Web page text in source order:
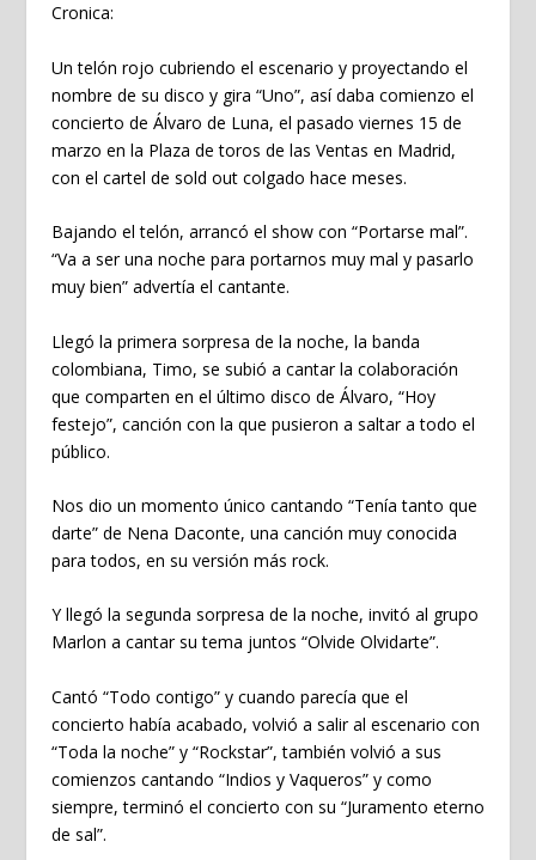
Cronica:
Un telón rojo cubriendo el escenario y proyectando el
nombre de su disco y gira “Uno”, así daba comienzo el
concierto de Álvaro de Luna, el pasado viernes 15 de
marzo en la Plaza de toros de las Ventas en Madrid,
con el cartel de sold out colgado hace meses.
Bajando el telón, arrancó el show con “Portarse mal”.
“Va a ser una noche para portarnos muy mal y pasarlo
muy bien” advertía el cantante.
Llegó la primera sorpresa de la noche, la banda
colombiana, Timo, se subió a cantar la colaboración
que comparten en el último disco de Álvaro, “Hoy
festejo”, canción con la que pusieron a saltar a todo el
público.
Nos dio un momento único cantando “Tenía tanto que
darte” de Nena Daconte, una canción muy conocida
para todos, en su versión más rock.
Y llegó la segunda sorpresa de la noche, invitó al grupo
Marlon a cantar su tema juntos “Olvide Olvidarte”.
Cantó “Todo contigo” y cuando parecía que el
concierto había acabado, volvió a salir al escenario con
“Toda la noche” y “Rockstar”, también volvió a sus
comienzos cantando “Indios y Vaqueros” y como
siempre, terminó el concierto con su “Juramento eterno
de sal”.